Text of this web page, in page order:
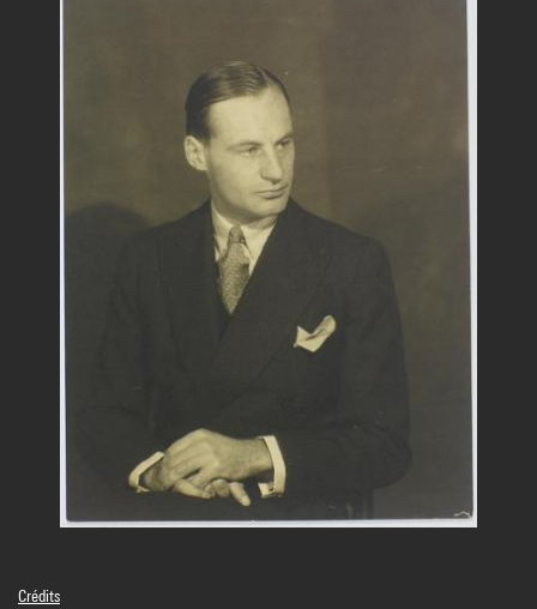
Crédits